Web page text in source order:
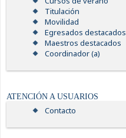
Titulación
Movilidad
Egresados destacados
Maestros destacados
Coordinador (a)
ATENCIÓN A USUARIOS
Contacto